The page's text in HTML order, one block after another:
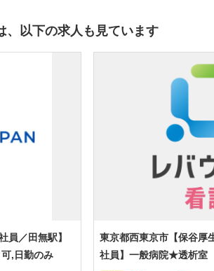
、以下の求人も見ています
員／田無駅】
,日勤のみ
東京都西東京市【保谷厚
社員】一般病院★透析室